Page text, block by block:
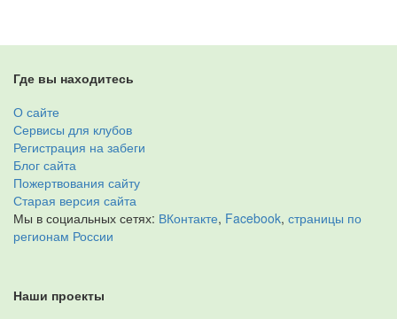
Где вы находитесь
О сайте
Сервисы для клубов
Регистрация на забеги
Блог сайта
Пожертвования сайту
Старая версия сайта
Мы в социальных сетях: ВКонтакте, Facebook, страницы по
регионам России
Наши проекты